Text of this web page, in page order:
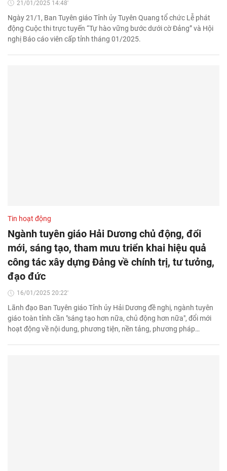
21/01/2025 14:48'
Ngày 21/1, Ban Tuyên giáo Tỉnh ủy Tuyên Quang tổ chức Lễ phát
động Cuộc thi trực tuyến “Tự hào vững bước dưới cờ Đảng” và Hội
nghị Báo cáo viên cấp tỉnh tháng 01/2025.
Tin hoạt động
Ngành tuyên giáo Hải Dương chủ động, đổi
mới, sáng tạo, tham mưu triển khai hiệu quả
công tác xây dựng Đảng về chính trị, tư tưởng,
đạo đức
16/01/2025 20:22'
Lãnh đạo Ban Tuyên giáo Tỉnh ủy Hải Dương đề nghị, ngành tuyên
giáo toàn tỉnh cần "sáng tạo hơn nữa, chủ động hơn nữa", đổi mới
hoạt động về nội dung, phương tiện, nền tảng, phương pháp…